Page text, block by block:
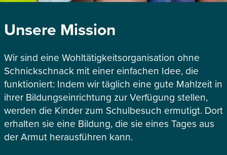
Unsere Mission
Wir sind eine Wohltätigkeitsorganisation ohne
Schnickschnack mit einer einfachen Idee, die
funktioniert: Indem wir täglich eine gute Mahlzeit in
ihrer Bildungseinrichtung zur Verfügung stellen,
werden die Kinder zum Schulbesuch ermutigt. Dort
erhalten sie eine Bildung, die sie eines Tages aus
der Armut herausführen kann.